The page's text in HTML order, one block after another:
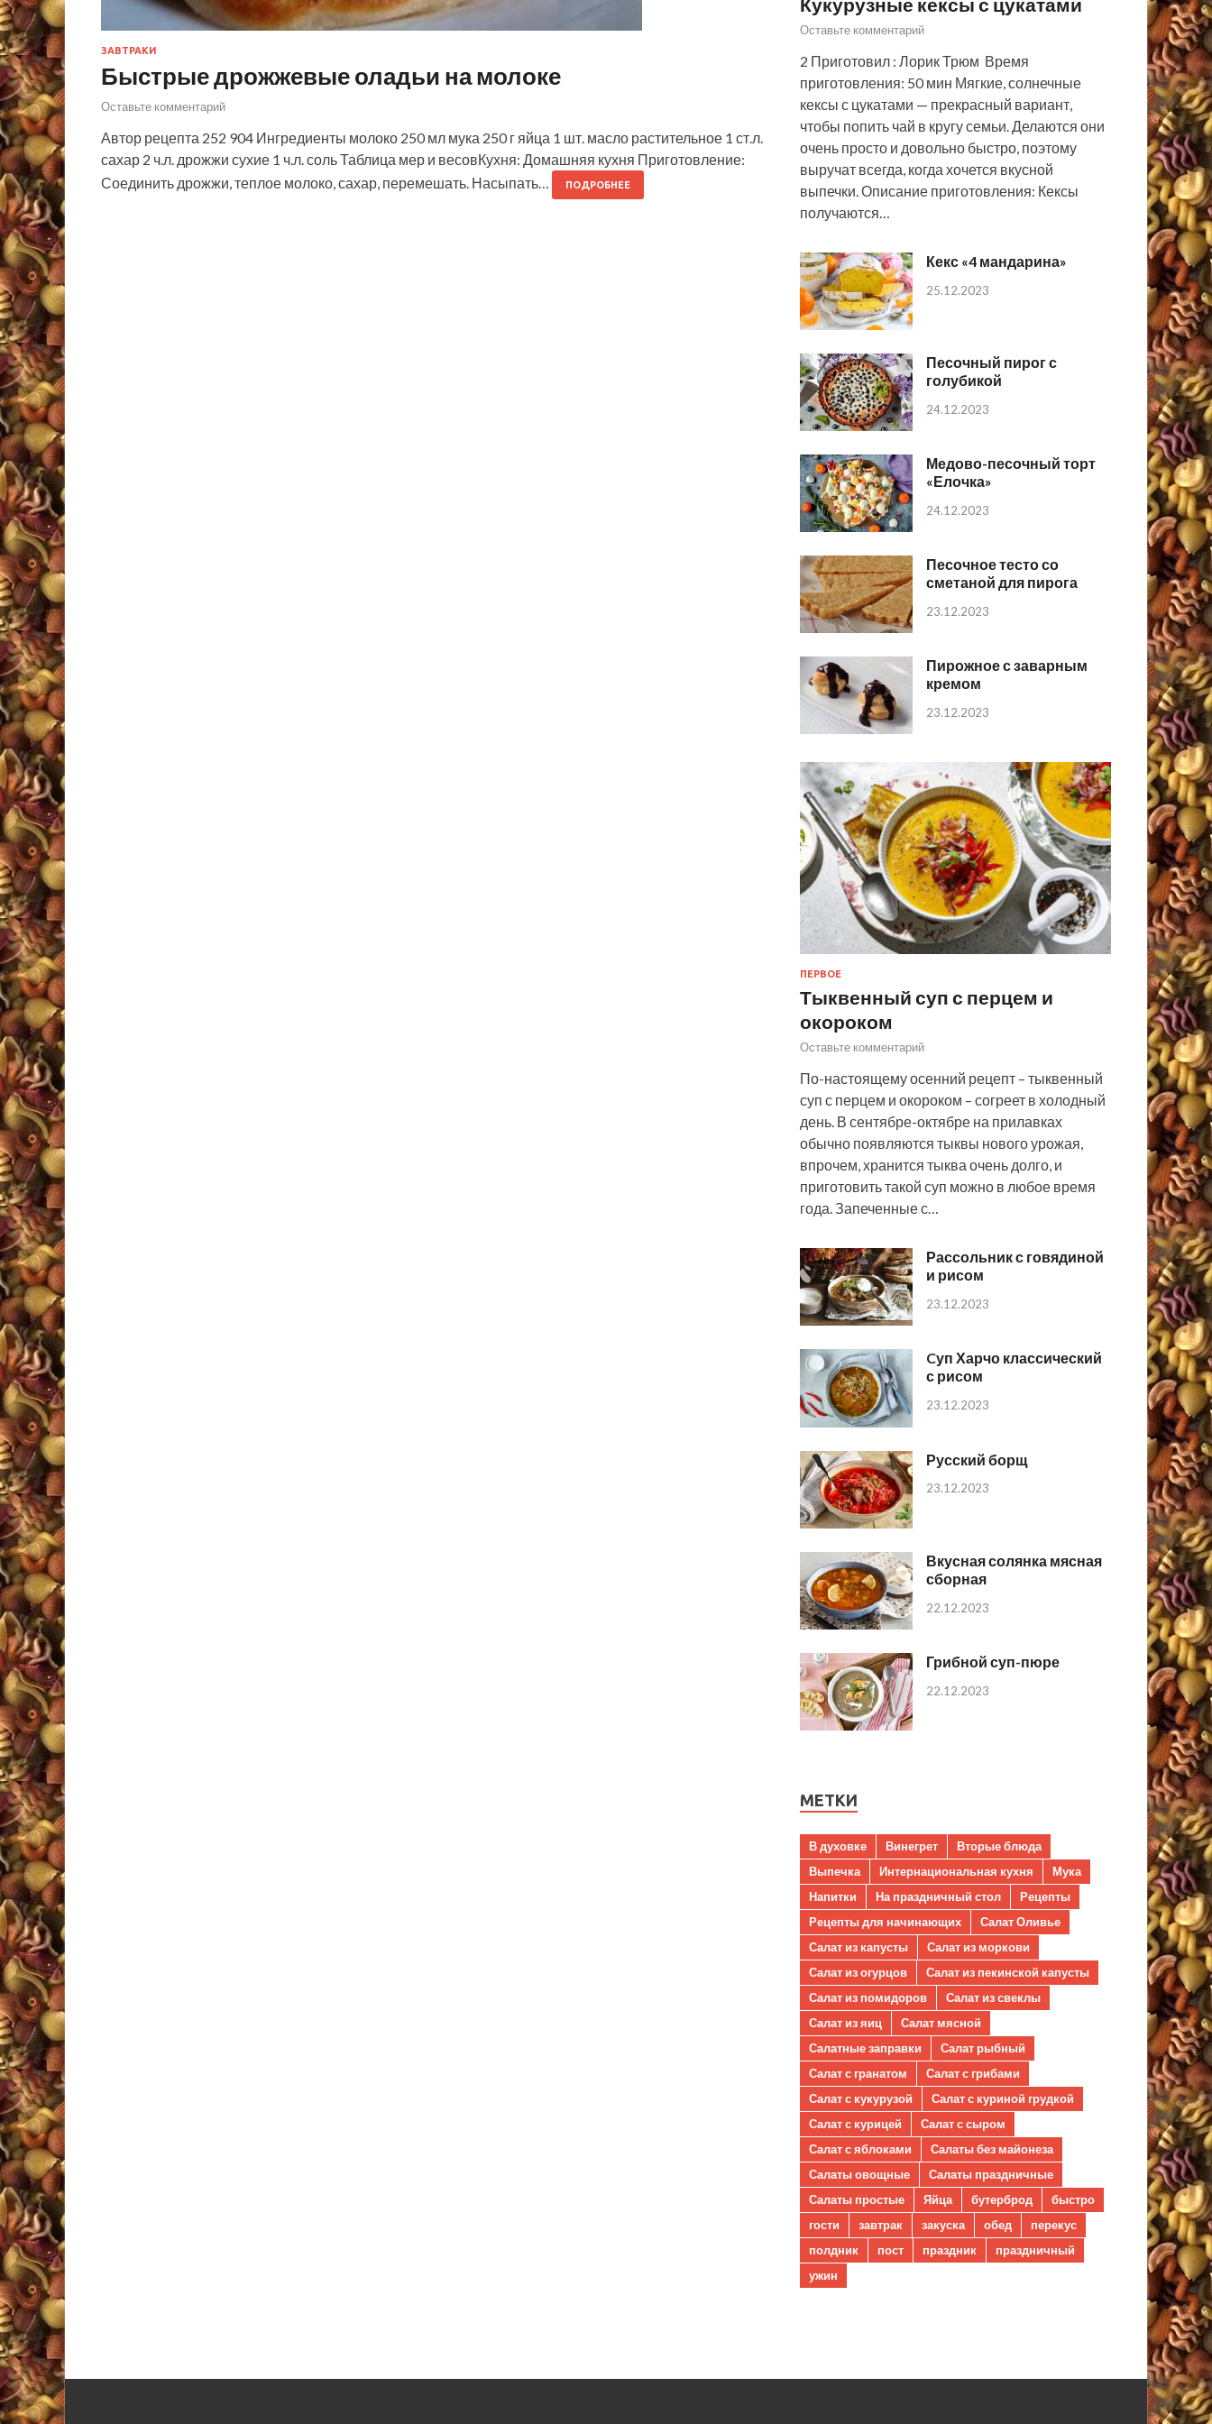
ЗАВТРАКИ
Быстрые дрожжевые оладьи на молоке
Оставьте комментарий
Автор рецепта 252 904 Ингредиенты молоко 250 мл мука 250 г яйца 1 шт. масло растительное 1 ст.л.
сахар 2 ч.л. дрожжи сухие 1 ч.л. соль Таблица мер и весовКухня: Домашняя кухня Приготовление:
Соединить дрожжи, теплое молоко, сахар, перемешать. Насыпать…
ПОДРОБНЕЕ
Оставьте комментарий
2 Приготовил : Лорик Трюм Время
приготовления: 50 мин Мягкие, солнечные
кексы с цукатами — прекрасный вариант,
чтобы попить чай в кругу семьи. Делаются они
очень просто и довольно быстро, поэтому
выручат всегда, когда хочется вкусной
выпечки. Описание приготовления: Кексы
получаются…
Кекс «4 мандарина»
25.12.2023
Песочный пирог с
голубикой
24.12.2023
Медово-песочный торт
«Елочка»
24.12.2023
Песочное тесто со
сметаной для пирога
23.12.2023
Пирожное с заварным
кремом
23.12.2023
ПЕРВОЕ
Тыквенный суп с перцем и
окороком
Оставьте комментарий
По-настоящему осенний рецепт – тыквенный
суп с перцем и окороком – согреет в холодный
день. В сентябре-октябре на прилавках
обычно появляются тыквы нового урожая,
впрочем, хранится тыква очень долго, и
приготовить такой суп можно в любое время
года. Запеченные с…
Рассольник с говядиной
и рисом
23.12.2023
Cуп Харчо классический
с рисом
23.12.2023
Русский борщ
23.12.2023
Вкусная солянка мясная
сборная
22.12.2023
Грибной суп-пюре
22.12.2023
МЕТКИ
В духовке Винегрет
Вторые блюда
Выпечка
Интернациональная кухня
Мука
Напитки
На праздничный стол
Рецепты
Рецепты для начинающих
Салат Оливье
Салат из капусты
Салат из моркови
Салат из огурцов
Салат из пекинской капусты
Салат из помидоров
Салат из свеклы
Салат из яиц
Салат мясной
Салатные заправки
Салат рыбный
Салат с гранатом
Салат с грибами
Салат с кукурузой
Салат с куриной грудкой
Салат с курицей
Салат с сыром
Салат с яблоками
Салаты без майонеза
Салаты овощные
Салаты праздничные
Салаты простые
Яйца бутерброд
быстро
гости
завтрак закуска обед
перекус
полдник
пост праздник
праздничный
ужин